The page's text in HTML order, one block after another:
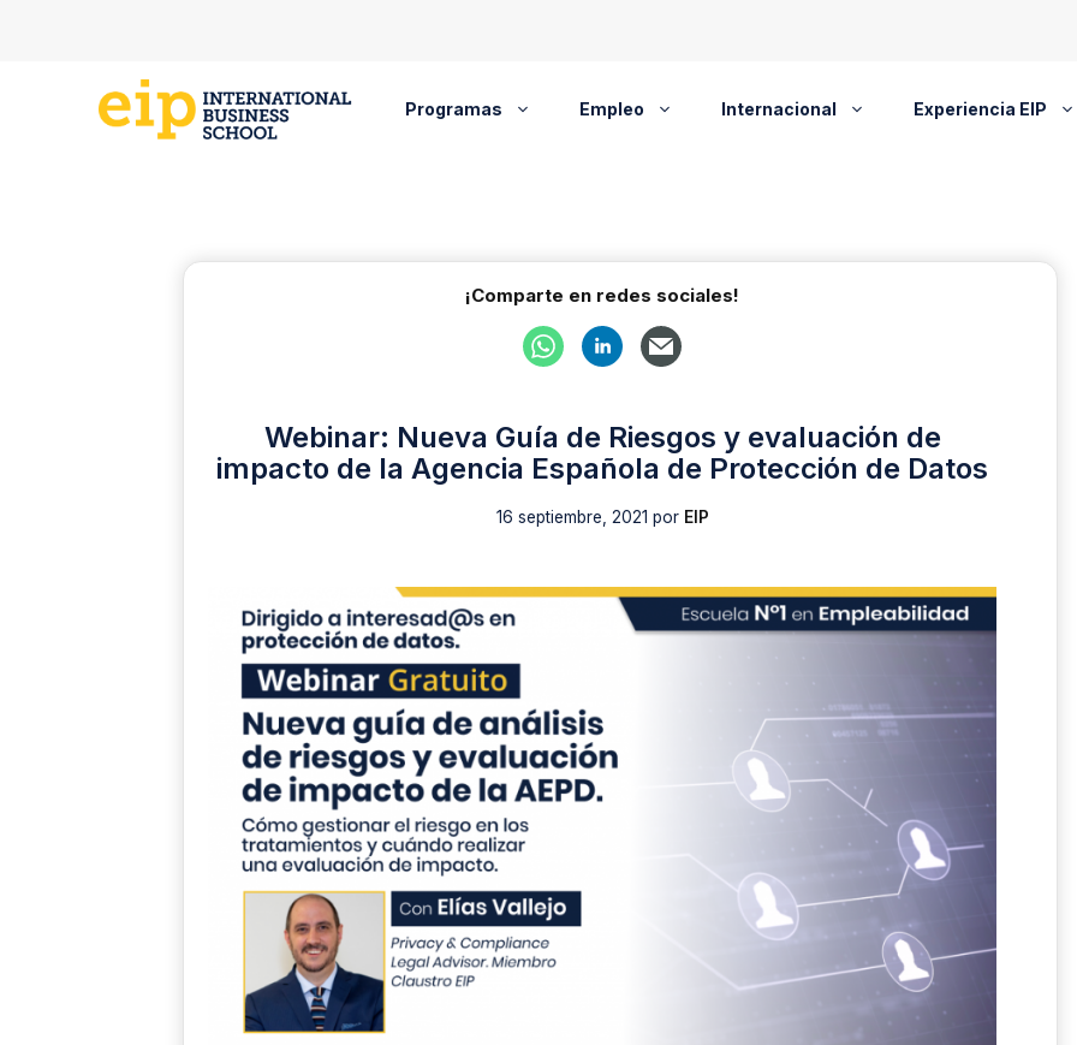
Programas Empleo Internacional Experiencia EIP
¡Comparte en redes sociales!
Webinar: Nueva Guía de Riesgos y evaluación de
impacto de la Agencia Española de Protección de Datos
16 septiembre, 2021 por EIP